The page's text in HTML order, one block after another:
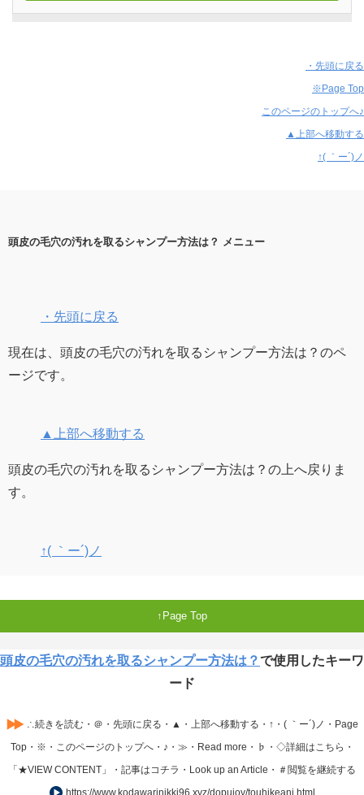
・先頭に戻る
※Page Top
このページのトップへ♪
▲上部へ移動する
↑( ｀ー´)ノ
頭皮の毛穴の汚れを取るシャンプー方法は？ メニュー
・先頭に戻る
現在は、頭皮の毛穴の汚れを取るシャンプー方法は？のペ
ージです。
▲上部へ移動する
頭皮の毛穴の汚れを取るシャンプー方法は？の上へ戻りま
す。
↑( ｀ー´)ノ
Page Top
頭皮の毛穴の汚れを取るシャンプー方法は？で使用したキーワ
ード
∴続きを読む・＠・先頭に戻る・▲・上部へ移動する・↑・( ｀ー´)ノ・Page
Top・※・このページのトップへ・♪・≫・Read more・♭・◇詳細はこちら・
「★VIEW CONTENT」・記事はコチラ・Look up an Article・＃閲覧を継続する
https://www.kodawarinikki96.xyz/dopuioy/touhikeanj.html